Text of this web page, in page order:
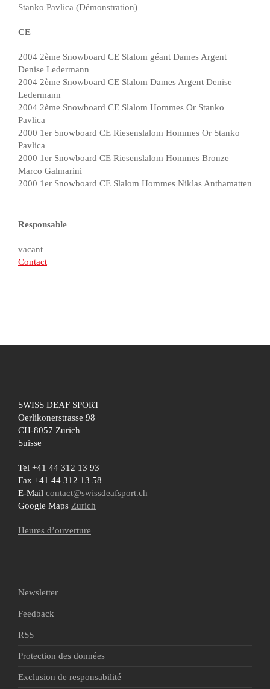
Stanko Pavlica (Démonstration)
CE
2004 2ème Snowboard CE Slalom géant Dames Argent
Denise Ledermann
2004 2ème Snowboard CE Slalom Dames Argent Denise
Ledermann
2004 2ème Snowboard CE Slalom Hommes Or Stanko
Pavlica
2000 1er Snowboard CE Riesenslalom Hommes Or Stanko
Pavlica
2000 1er Snowboard CE Riesenslalom Hommes Bronze
Marco Galmarini
2000 1er Snowboard CE Slalom Hommes Niklas Anthamatten
Responsable
vacant
Contact
SWISS DEAF SPORT
Oerlikonerstrasse 98
CH-8057 Zurich
Suisse
Tel +41 44 312 13 93
Fax +41 44 312 13 58
E-Mail contact@swissdeafsport.ch
Google Maps Zurich
Heures d’ouverture
Newsletter
Feedback
RSS
Protection des données
Exclusion de responsabilité